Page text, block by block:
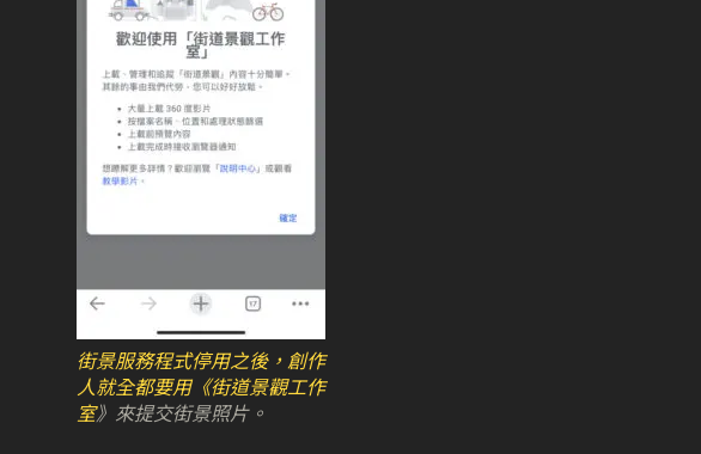
街景服務程式停用之後，創作
人就全都要用《街道景觀工作
室》來提交街景照片。